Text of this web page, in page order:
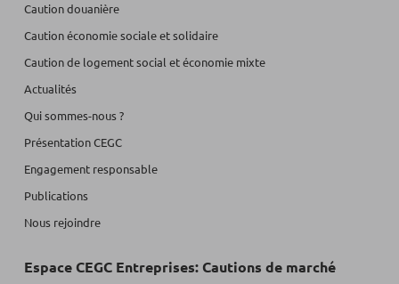
Caution douanière
Caution économie sociale et solidaire
Caution de logement social et économie mixte
Actualités
Qui sommes-nous ?
Présentation CEGC
Engagement responsable
Publications
Nous rejoindre
Espace CEGC Entreprises: Cautions de marché